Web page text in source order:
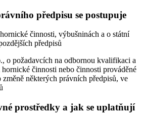
předpisu se postupuje
činnosti, výbušninách a o státní
předpisů
o požadavcích na odbornou kvalifikaci a
činnosti nebo činnosti prováděné
některých právních předpisů, ve
prostředky a jak se uplatňují